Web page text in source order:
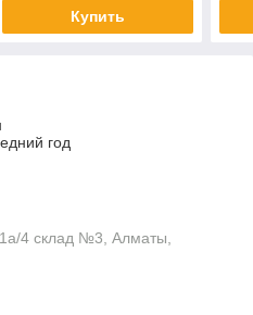
Купить
год
4 склад №3, Алматы,